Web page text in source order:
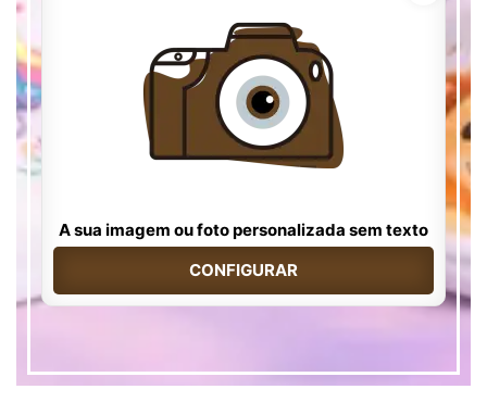
A sua imagem ou foto personalizada sem texto
CONFIGURAR